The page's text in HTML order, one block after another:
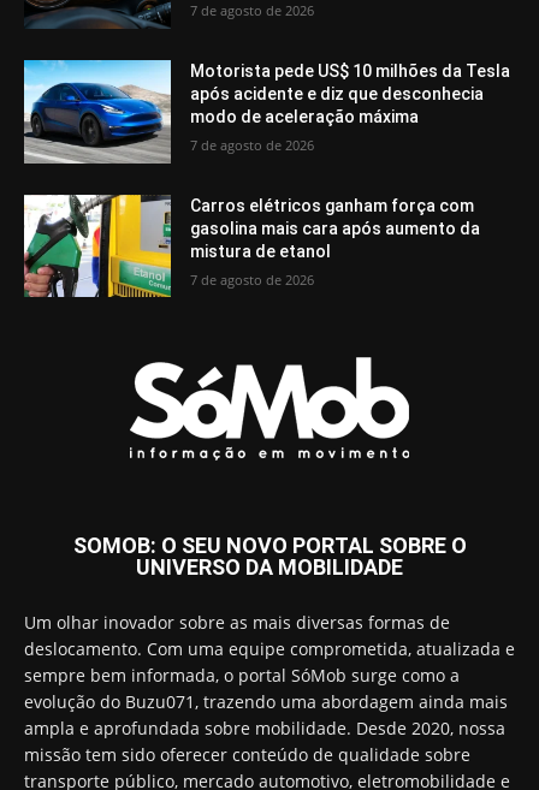
7 de agosto de 2026
Motorista pede US$ 10 milhões da Tesla
após acidente e diz que desconhecia
modo de aceleração máxima
7 de agosto de 2026
Carros elétricos ganham força com
gasolina mais cara após aumento da
mistura de etanol
7 de agosto de 2026
SOMOB: O SEU NOVO PORTAL SOBRE O
UNIVERSO DA MOBILIDADE
Um olhar inovador sobre as mais diversas formas de
deslocamento. Com uma equipe comprometida, atualizada e
sempre bem informada, o portal SóMob surge como a
evolução do Buzu071, trazendo uma abordagem ainda mais
ampla e aprofundada sobre mobilidade. Desde 2020, nossa
missão tem sido oferecer conteúdo de qualidade sobre
transporte público, mercado automotivo, eletromobilidade e